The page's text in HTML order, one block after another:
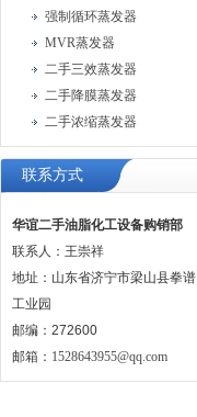
强制循环蒸发器
MVR蒸发器
二手三效蒸发器
二手降膜蒸发器
二手浓缩蒸发器
联系方式
华谊二手油脂化工设备购销部
联系人：王崇祥
地址：山东省济宁市梁山县拳谱
工业园
邮编：272600
邮箱： 1528643955@qq.com